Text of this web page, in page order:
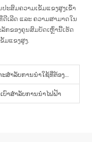
ະສົມຄວາມເຂັ້ມແຂງສູງເຂົ້າ
ເລີດ ແລະ ຄວາມສາມາດໃນ
ກຂອງຄຸນສົມບັດເຫຼົ່ານີ້ເຮັດ
ມແຂງສູງ.
ໃຊ້ທີ່ຕ້ອງການຄວາມເຂັ້ມແຂງສູງ?
າສຳລັບການນຳໄຟຟ້າ